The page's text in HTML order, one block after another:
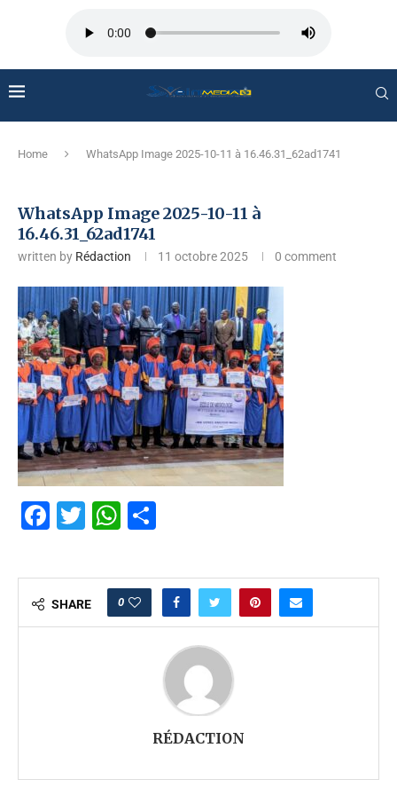
Home WhatsApp Image 2025-10-11 à 16.46.31_62ad1741
WhatsApp Image 2025-10-11 à
16.46.31_62ad1741
written by Rédaction 11 octobre 2025 0 comment
Facebook
TwitterWhatsApp
SHARE 0
RÉDACTION